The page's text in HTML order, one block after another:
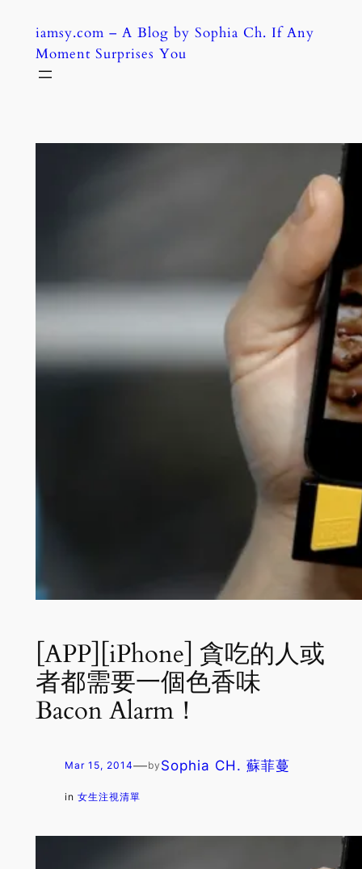
content
iamsy.com – A Blog by Sophia Ch. If Any
Moment Surprises You
[APP][iPhone] 貪吃的人或
者都需要一個色香味
Bacon Alarm！
Mar 15, 2014—by Sophia CH. 蘇菲蔓
in 女生注視清單